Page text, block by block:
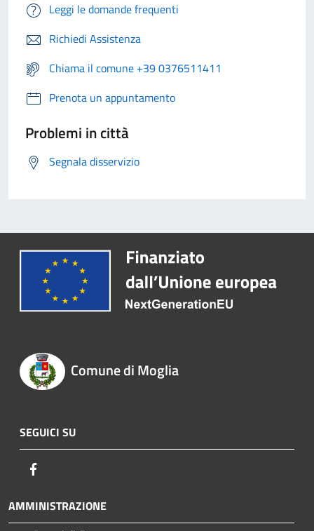
Leggi le domande frequenti
Richiedi Assistenza
Chiama il comune +39 0376511411
Prenota un appuntamento
Problemi in città
Segnala disservizio
Comune di Moglia
SEGUICI SU
AMMINISTRAZIONE